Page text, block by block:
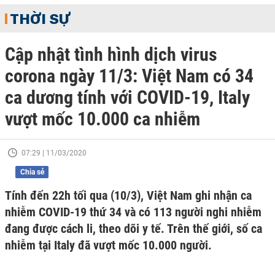
THỜI SỰ
Cập nhật tình hình dịch virus
corona ngày 11/3: Việt Nam có 34
ca dương tính với COVID-19, Italy
vượt mốc 10.000 ca nhiễm
07:29 | 11/03/2020
Chia sẻ
Tính đến 22h tối qua (10/3), Việt Nam ghi nhận ca
nhiễm COVID-19 thứ 34 và có 113 người nghi nhiễm
đang được cách li, theo dõi y tế. Trên thế giới, số ca
nhiễm tại Italy đã vượt mốc 10.000 người.